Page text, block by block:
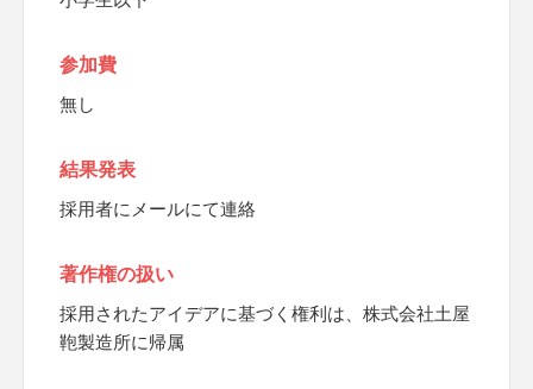
参加費
無し
結果発表
採用者にメールにて連絡
著作権の扱い
採用されたアイデアに基づく権利は、株式会社土屋
鞄製造所に帰属